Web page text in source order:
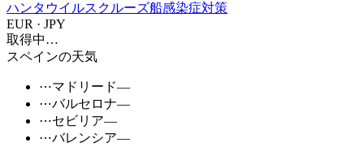
ハンタウイルス クルーズ船感染症対策
EUR · JPY
取得中…
スペインの天気
⋯マドリード—
⋯バルセロナ—
⋯セビリア—
⋯バレンシア—